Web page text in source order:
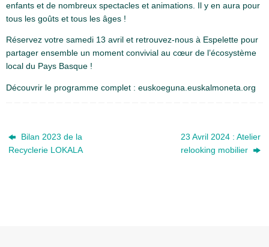
enfants et de nombreux spectacles et animations. Il y en aura pour
tous les goûts et tous les âges !
Réservez votre samedi 13 avril et retrouvez-nous à Espelette pour
partager ensemble un moment convivial au cœur de l’écosystème
local du Pays Basque !
Découvrir le programme complet : euskoeguna.euskalmoneta.org
Bilan 2023 de la
Recyclerie LOKALA
23 Avril 2024 : Atelier
relooking mobilier